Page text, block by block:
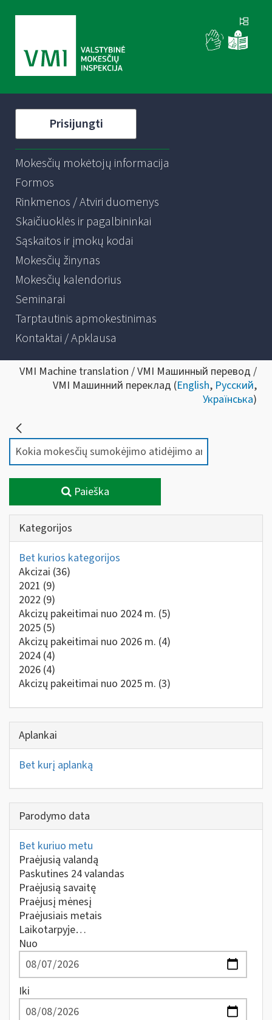
Prisijungti
Mokesčių mokėtojų informacija
Formos
Rinkmenos / Atviri duomenys
Skaičiuoklės ir pagalbininkai
Sąskaitos ir įmokų kodai
Mokesčių žinynas
Mokesčių kalendorius
Seminarai
Tarptautinis apmokestinimas
Kontaktai / Apklausa
VMI Machine translation / VMI Машинный перевод /
VMI Машинний переклад (English, Русский,
Українська)
Paieška
Kategorijos
Bet kurios kategorijos
Akcizai (36)
2021 (9)
2022 (9)
Akcizų pakeitimai nuo 2024 m. (5)
2025 (5)
Akcizų pakeitimai nuo 2026 m. (4)
2024 (4)
2026 (4)
Akcizų pakeitimai nuo 2025 m. (3)
Aplankai
Bet kurį aplanką
Parodymo data
Bet kuriuo metu
Praėjusią valandą
Paskutines 24 valandas
Praėjusią savaitę
Praėjusį mėnesį
Praėjusiais metais
Laikotarpyje…
Nuo
Iki